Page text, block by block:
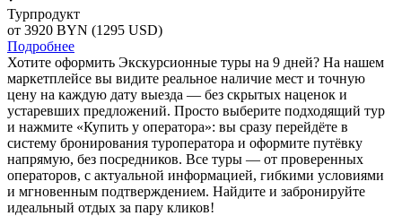
Турпродукт
от 3920 BYN (1295 USD)
Подробнее
Хотите оформить Экскурсионные туры на 9 дней? На нашем
маркетплейсе вы видите реальное наличие мест и точную
цену на каждую дату выезда — без скрытых наценок и
устаревших предложений. Просто выберите подходящий тур
и нажмите «Купить у оператора»: вы сразу перейдёте в
систему бронирования туроператора и оформите путёвку
напрямую, без посредников. Все туры — от проверенных
операторов, с актуальной информацией, гибкими условиями
и мгновенным подтверждением. Найдите и забронируйте
идеальный отдых за пару кликов!